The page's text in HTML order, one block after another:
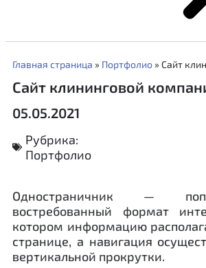
Главная страница » Портфолио » Cайт
Cайт клининговой
05.05.2021
Рубрика:
Портфолио
Одностраничник —
востребованный формат
котором информацию
странице, а навигация
вертикальной прокрутки.